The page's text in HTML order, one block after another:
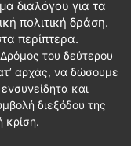
διαλόγου για τα
πολιτική δράση.
περίπτερα.
του δεύτερου
αρχάς, να δώσουμε
και
διεξόδου της
κρίση.